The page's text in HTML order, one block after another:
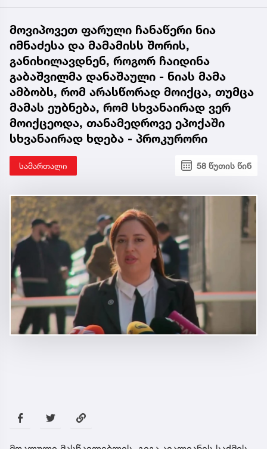
მოვიპოვეთ ფარული ჩანაწერი ნია
იმნაძესა და მამამისს შორის,
განიხილავდნენ, როგორ ჩაიდინა
გაბაშვილმა დანაშაული - ნიას მამა
ამბობს, რომ არასწორად მოიქცა, თუმცა
მამას ეუბნება, რომ სხვანაირად ვერ
მოიქცეოდა, თანამედროვე ეპოქაში
სხვანაირად ხდება - პროკურორი
სამართალი 58 წუთის წინ